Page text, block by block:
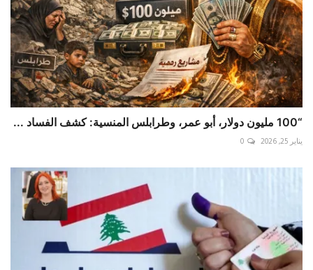
“100 مليون دولار، أبو عمر، وطرابلس المنسية: كشف الفساد ...
يناير 25, 2026 0